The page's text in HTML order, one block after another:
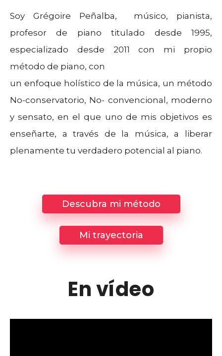
Soy Grégoire Peñalba, músico, pianista,
profesor de piano titulado desde 1995,
especializado desde 2011 con mi propio
método de piano, con
un enfoque holístico de la música, un método
No-conservatorio, No- convencional, moderno
y sensato, en el que uno de mis objetivos es
enseñarte, a través de la música, a liberar
plenamente tu verdadero potencial al piano.
Descubra mi método
Mi trayectoria
En vídeo